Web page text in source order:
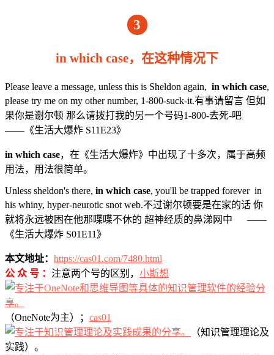
3
in which case，在这种情况下
Please leave a message, unless this is Sheldon again, in which case,
please try me on my other number, 1-800-suck-it.有事请留言 但如
果你是谢尔顿 那么请拨打我的另一个号码1-800-去死-吧
——《生活大爆炸 S11E23》
in which case，在《生活大爆炸》中出现了十多次，属于高频
用法，用法很简单。
Unless sheldon's there, in which case, you'll be trapped forever in
his whiny, hyper-neurotic snot web.不过谢尔顿要是在家的话 你
就将永远被困在他那喋喋不休的 超神经质的鼻涕网中 ——
《生活大爆炸 S01E11》
本文地址： https://cas01.com/7480.html
公 众 号 ： 注意两个号的区别， 小斯想
（OneNote为主）； cas01
（知识管理理论及
实践）。